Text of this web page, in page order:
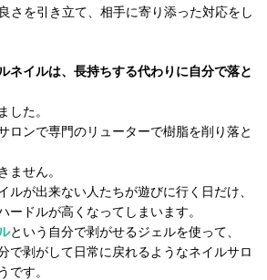
さを引き立て、相手に寄り添った対応をし
ネイルは、長持ちする代わりに自分で落と
した。
ロンで専門のリューターで樹脂を削り落と
ません。
ルが出来ない人たちが遊びに行く日だけ、
ードルが高くなってしまいます。
という自分で剥がせるジェルを使って、
で剥がして日常に戻れるようなネイルサロ
です。